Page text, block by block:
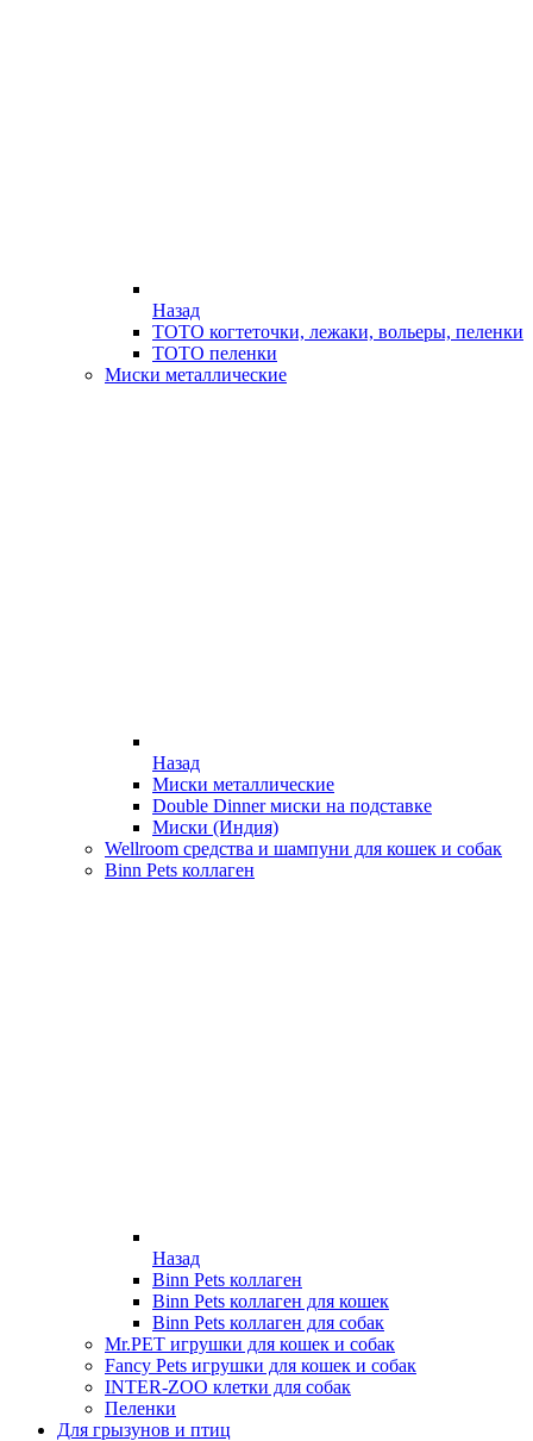
Назад
ТОТО когтеточки, лежаки, вольеры, пеленки
ТОТО пеленки
Миски металлические
Назад
Миски металлические
Double Dinner миски на подставке
Миски (Индия)
Wellroom средства и шампуни для кошек и собак
Binn Pets коллаген
Назад
Binn Pets коллаген
Binn Pets коллаген для кошек
Binn Pets коллаген для собак
Mr.PET игрушки для кошек и собак
Fancy Pets игрушки для кошек и собак
INTER-ZOO клетки для собак
Пеленки
Для грызунов и птиц